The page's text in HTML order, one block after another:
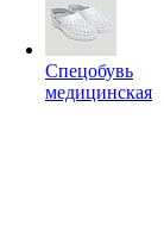
Спецобувь
медицинская